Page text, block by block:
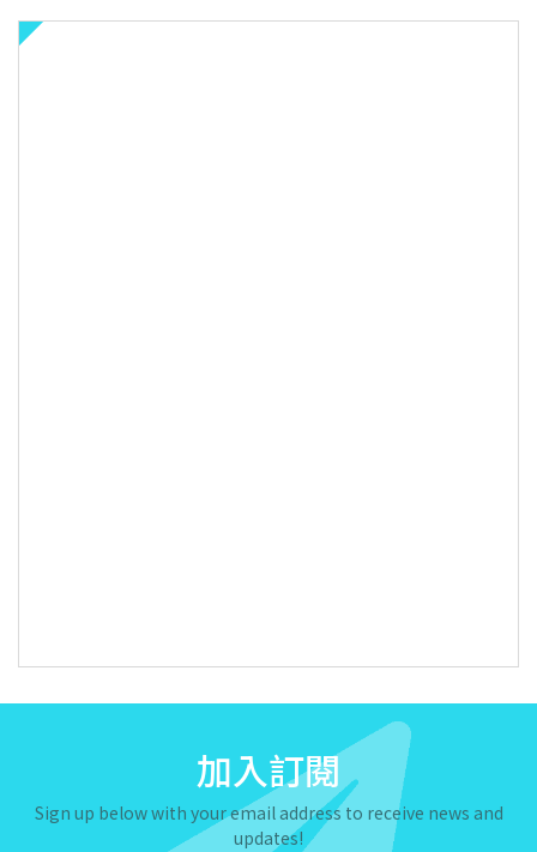
加入訂閱
Sign up below with your email address to receive news and
updates!